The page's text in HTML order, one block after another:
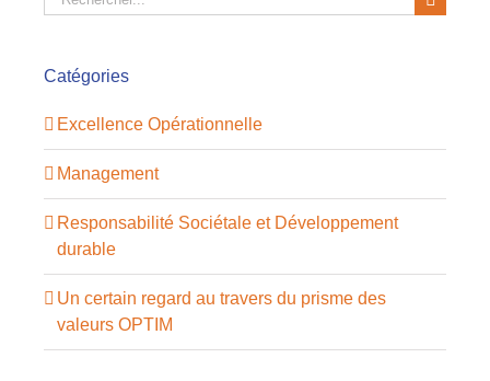
Catégories
Excellence Opérationnelle
Management
Responsabilité Sociétale et Développement
durable
Un certain regard au travers du prisme des
valeurs OPTIM